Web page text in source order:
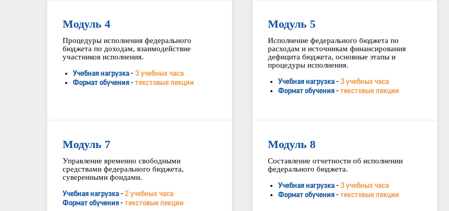
Модуль 4
Процедуры исполнения федерального
бюджета по доходам, взаимодействие
участников исполнения.
Учебная нагрузка - 3 учебных часа
Формат обучения - текстовые лекции
Модуль 5
Исполнение федерального бюджета по
расходам и источникам финансирования
дефицита бюджета, основные этапы и
процедуры исполнения.
Учебная нагрузка- 3 учебных часа
Формат обучения- текстовые лекции
Модуль 7
Управление временно свободными
средствами федерального бюджета,
суверенными фондами.
Учебная нагрузка - 2 учебных часа
Формат обучения - текстовые лекции
Модуль 8
Составление отчетности об исполнении
федерального бюджета.
Учебная нагрузка- 3 учебных часа
Формат обучения- текстовые лекции